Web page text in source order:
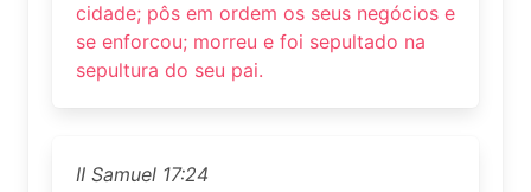
cidade; pôs em ordem os seus negócios e
se enforcou; morreu e foi sepultado na
sepultura do seu pai.
II Samuel 17:24